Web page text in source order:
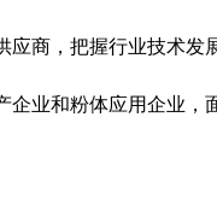
应商，把握行业技术发
企业和粉体应用企业，